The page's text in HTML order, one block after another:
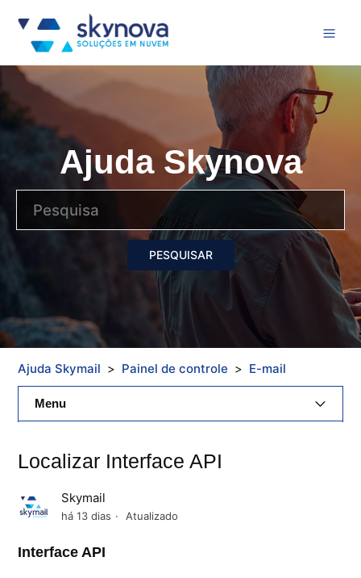
Ajuda Skynova
Ajuda Skymail Painel de controle E-mail
Menu
Hospedagem De Sites
Painel De Controle
Localizar Interface API
Skymail
há 13 dias Atualizado
Interface API